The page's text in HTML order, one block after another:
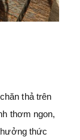
thả trên
thơm ngon,
thức